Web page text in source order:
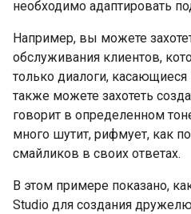
необходимо адаптировать
Например, вы можете
обслуживания клиентов,
только диалоги,
также можете захотеть
говорит в определенном
много шутит, рифмует, как
смайликов в своих ответах.
В этом примере показано,
Studio для создания